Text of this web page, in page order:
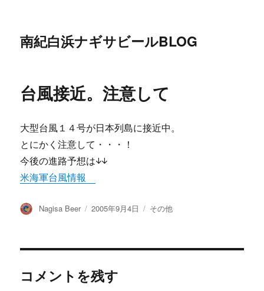
南紀白浜ナギサビールBLOG
台風接近。注意して
大型台風１４号が日本列島に接近中。
とにかく注意して・・・！
今後の進路予想は↓↓
米海軍台風情報
投
Nagisa Beer
投
2005年9月4日
カ
その他
コメントを残す